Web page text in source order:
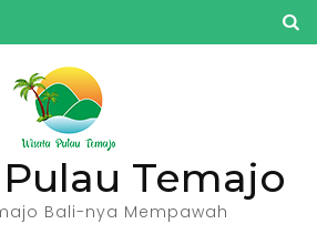
Temajo
Bali-nya Mempawah